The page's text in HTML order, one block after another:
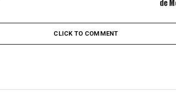
de
CLICK TO COMMENT